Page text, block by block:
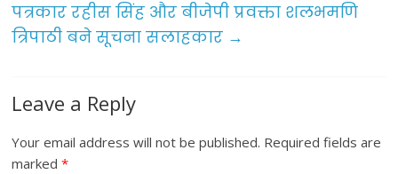
k
पत्रकार रहीस सिंह और बीजेपी प्रवक्ता शलभमणि
त्रिपाठी बने सूचना सलाहकार →
Leave a Reply
Your email address will not be published. Required fields are
marked*